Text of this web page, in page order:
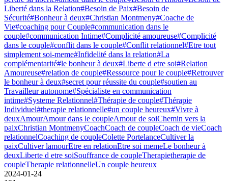
Liberté dans la Relation#Besoin de Paix#Besoin de
Sécurité#Bonheur à deux#Christian Montmeny#Coache de
Vie#coaching pour Couple#communication dans le
couple#communication Intime#Complicité amoureuse#Complicité
dans le couple#conflit dans le couple#Conflit relationnel#Etre tout
simplement soi-meme#Infidelité dans la relation#La
complémentarité#le bonheur à deux#Liberte d etre soi#Relation
Amoureuse#relation de couple#Ressource pour le couple#Retrouver
le bonheur à deux#secret pour réussite du couple#soutien au
Travailleur autonome#Spécialiste en communication
intime#Systeme Relationnel#Thérapie de couple#Thérapie
Individuel#therapie relationnelle#un couple heureux#Vivre à
deuxAmourAmour dans le coupleAmour de soiChemin vers la
paixChristian MontmenyCoachCoach de coupleCoach de vieCoach
relationnelCoaching de coupleColette PortelanceCultiver la
paixCultiver lamourEtre en relationEtre soi memeLe bonheur à
deuxLiberte d etre soiSouffrance de coupleTherapietherapie de
coupleTherapie relationnelleUn couple heureux
2024-01-24